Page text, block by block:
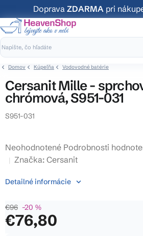
na
obsah
Doprava ZDARMA pri
Domov Kúpeľňa Vodovodné batérie
Cersanit Mille -
chrómová, S951-031
S951-031
Priemerné
hodnotenie
je
z
5
Neohodnotené Podrobnosti
Značka: Cersanit
€96 –20 %
€76,80
Detailné informácie